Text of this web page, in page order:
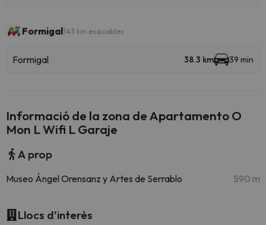
Formigal143 km esquiables
Formigal 38.3 km 39 min
Informació de la zona de Apartamento O
Mon L Wifi L Garaje
A prop
Museo Ángel Orensanz y Artes de Serrablo 590 m
Llocs d'interès